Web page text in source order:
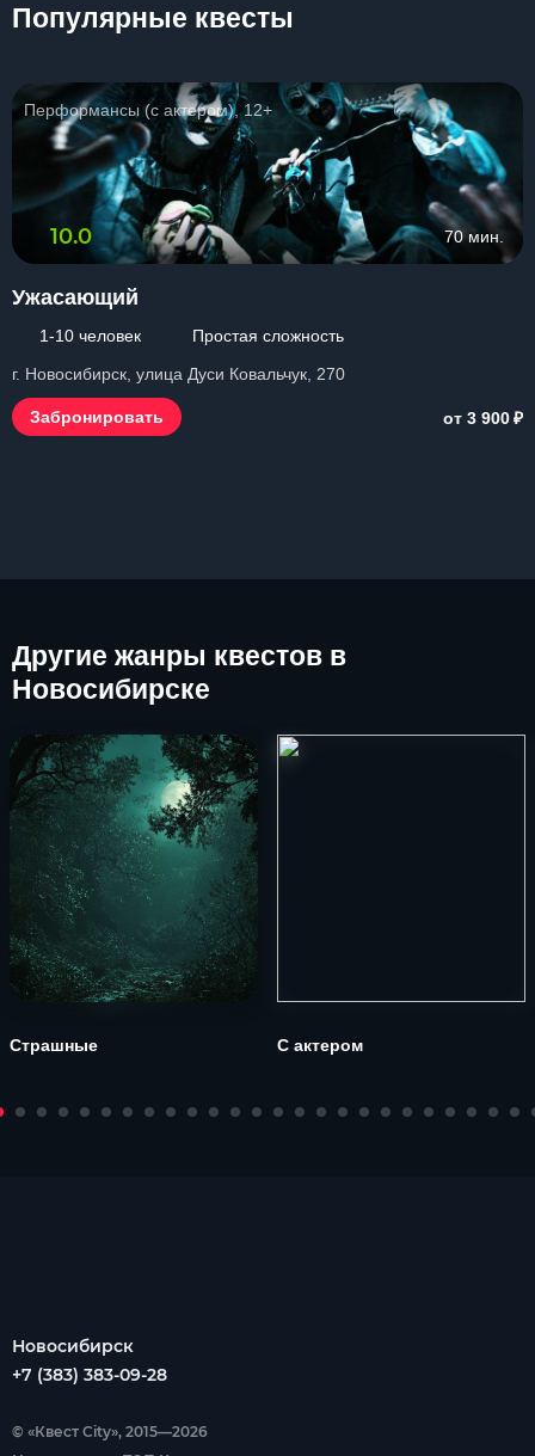
Популярные квесты
Перформансы (с актером), 12+
10.0 70 мин.
Ужасающий
1-10 человек
Простая сложность
г. Новосибирск, улица Дуси Ковальчук, 270
Забронировать от 3 900₽
Другие жанры квестов в
Новосибирске
Страшные С актером
Новосибирск
+7 (383) 383-09-28
© «Квест City», 2015—2026